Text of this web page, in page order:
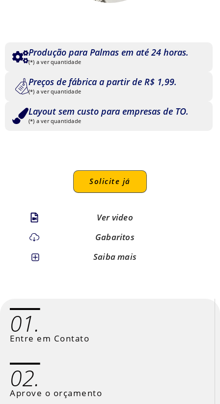
Produção para Palmas em até 24 horas.
(*) a ver quantidade
Preços de fábrica a partir de R$ 1,99.
(*) a ver quantidade
Layout sem custo para empresas de TO.
(*) a ver quantidade
Solicite já
Ver video
Gabaritos
Saiba mais
01.
Entre em Contato
02.
Aprove o orçamento